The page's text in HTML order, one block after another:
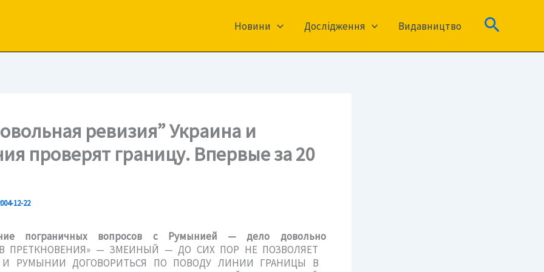
Новини Дослідження Видавництво Пошук
ревизия” Украина и
проверят границу. Впервые за 20
12-22
пограничных вопросов с Румынией — дело довольно